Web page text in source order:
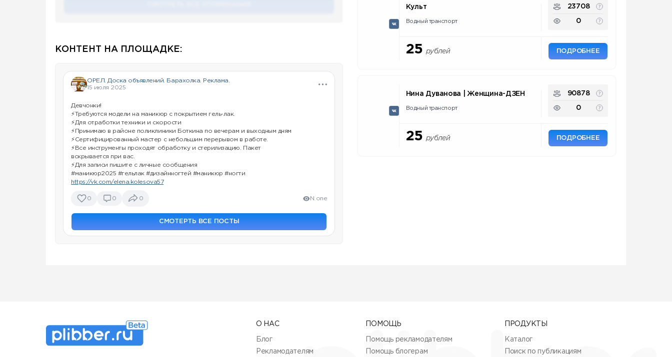
КОНТЕНТ НА ПЛОЩАДКЕ:
ОРЕЛ. Доска объявлений. Барахолка. Реклама.
15 июля 2025
Девчонки!
⚡Требуются модели на маникюр с покрытием гель-лак.
⚡Для отработки техники и скорости
⚡Принимаю в районе поликлиники Боткина по вечерам и выходным дням
⚡Сертифицированный мастер с небольшим перерывом в работе.
⚡Все инструменты проходят обработку и стерилизацию. Пакет
вскрывается при вас.
⚡Для записи пишите с личные сообщения
#маникюр2025 #гельлак #дизайнногтей #маникюр #ногти
https://vk.com/elena.kolesova57
0 0 0 N one
СМОТЕРТЬ ВСЕ ПОСТЫ
Культ
Водный транспорт
23708
0
25 рублей ПОДРОБНЕЕ
Нина Дуванова | Женщина-ДЗЕН
Водный транспорт
90878
0
25 рублей ПОДРОБНЕЕ
О НАС
Блог
Рекламодателям
ПОМОЩЬ
Помощь рекламодателям
Помощь блогерам
ПРОДУКТЫ
Каталог
Поиск по публикациям